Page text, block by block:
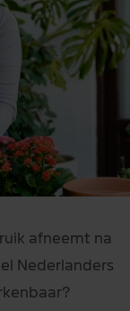
afneemt na
Nederlanders